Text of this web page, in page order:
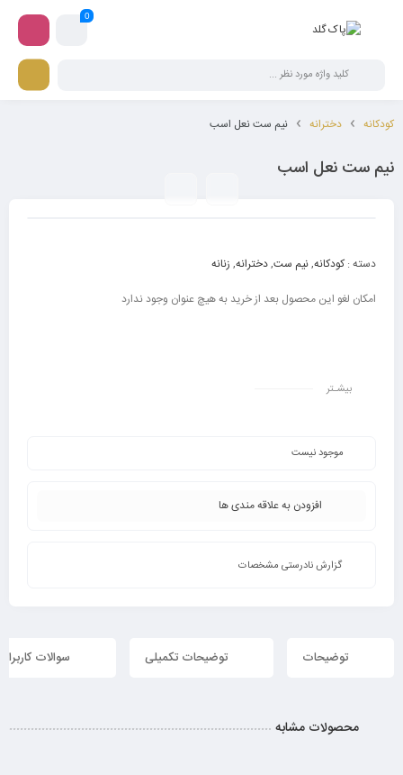
0
کودکانه دخترانه نیم ست نعل اسب
نیم ست نعل اسب
موجود نیست
افزودن به علاقه مندی ها
گزارش نادرستی مشخصات
دسته :کودکانه,نیم ست,دخترانه, زنانه
امکان لغو این محصول بعد از خرید به هیچ عنوان وجود ندارد
بیشـتر
توضیحات توضیحات تکمیلی سوالات کاربران
محصولات مشابه